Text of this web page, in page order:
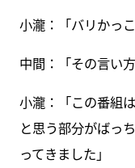
小瀧：「バリかっ
中間：「その言い
小瀧：「この番組
と思う部分がばっ
ってきました」